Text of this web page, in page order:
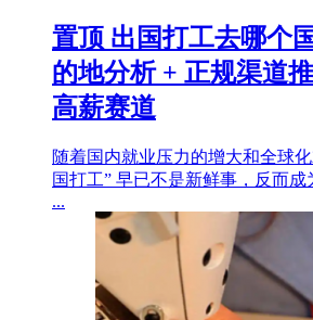
置顶 出国打工去哪个
的地分析 + 正规渠道
高薪赛道
随着国内就业压力的增大和全球
国打工” 早已不是新鲜事，反而
...